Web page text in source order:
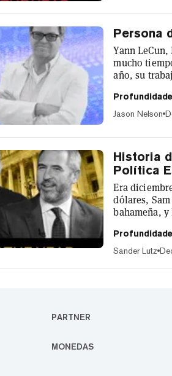
Persona
Yann
mucho
año, su
Soisy-sous-
Jason Nelson
Historia
Política
Era
dólares,
bahameña,
navegando
reputación
Sander Lutz
PARTNER
MONEDAS